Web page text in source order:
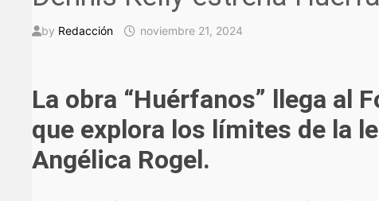
by Redacción noviembre 21, 2024
La obra “Huérfanos” llega al
que explora los límites de la
Angélica Rogel.